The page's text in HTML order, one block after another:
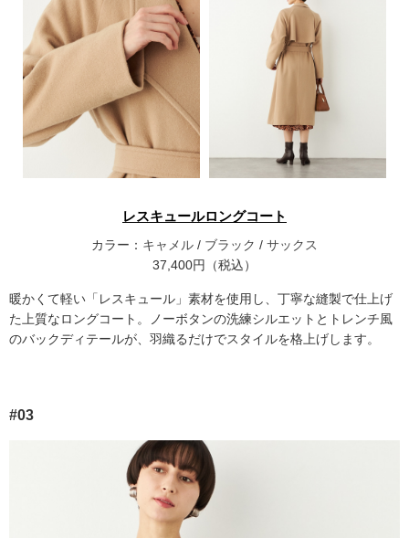
レスキュールロングコート
カラー： キャメル / ブラック / サックス
37,400円（税込）
暖かくて軽い「レスキュール」素材を使用し、丁寧な縫製で仕上げ
た上質なロングコート。ノーボタンの洗練シルエットとトレンチ風
のバックディテールが、羽織るだけでスタイルを格上げします。
#03